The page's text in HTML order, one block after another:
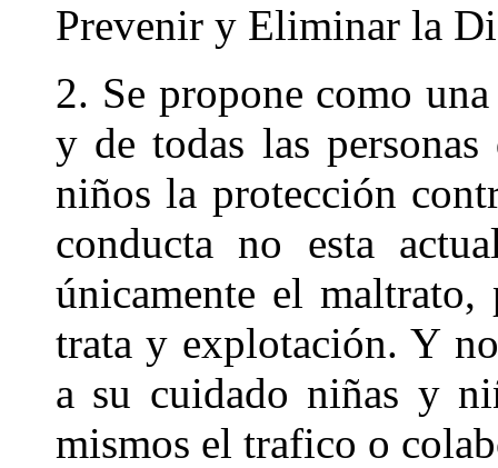
Prevenir y Eliminar la
2. Se propone como
y de todas las
niños la protección
conducta no esta
únicamente el maltrato,
trata y explotación. Y
a su cuidado niñas y
mismos el trafico o